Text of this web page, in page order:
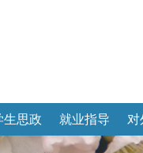
生思政 就业指导 对